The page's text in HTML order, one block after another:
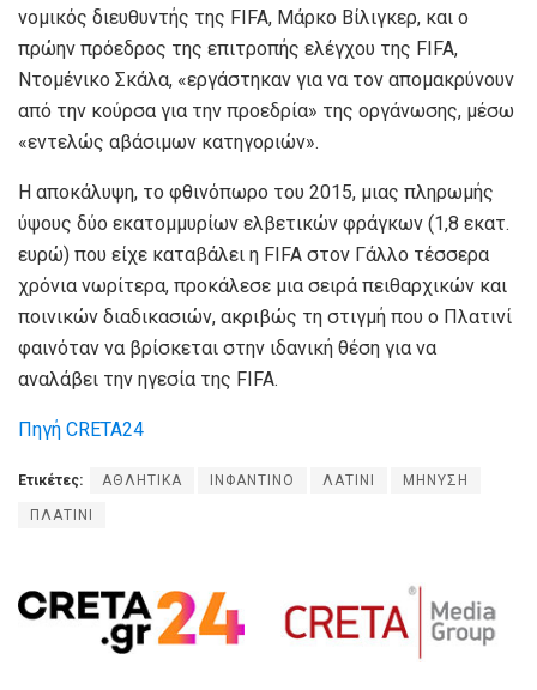
νομικός διευθυντής της FIFA, Μάρκο Βίλιγκερ, και ο
πρώην πρόεδρος της επιτροπής ελέγχου της FIFA,
Ντομένικο Σκάλα, «εργάστηκαν για να τον απομακρύνουν
από την κούρσα για την προεδρία» της οργάνωσης, μέσω
«εντελώς αβάσιμων κατηγοριών».
Η αποκάλυψη, το φθινόπωρο του 2015, μιας πληρωμής
ύψους δύο εκατομμυρίων ελβετικών φράγκων (1,8 εκατ.
ευρώ) που είχε καταβάλει η FIFA στον Γάλλο τέσσερα
χρόνια νωρίτερα, προκάλεσε μια σειρά πειθαρχικών και
ποινικών διαδικασιών, ακριβώς τη στιγμή που ο Πλατινί
φαινόταν να βρίσκεται στην ιδανική θέση για να
αναλάβει την ηγεσία της FIFA.
Πηγή CRETA24
Ετικέτες: ΑΘΛΗΤΙΚΑ ΙΝΦΑΝΤΙΝΟ ΛΑΤΙΝΙ ΜΗΝΥΣΗ
ΠΛΑΤΙΝΙ